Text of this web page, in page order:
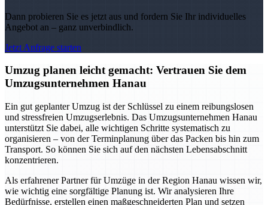
Dann probieren Sie es jetzt aus und fordern Sie Ihr individuelles
Angebot an – ganz unverbindlich.
Jetzt Anfrage starten
Umzug planen leicht gemacht: Vertrauen Sie dem
Umzugsunternehmen Hanau
Ein gut geplanter Umzug ist der Schlüssel zu einem reibungslosen
und stressfreien Umzugserlebnis. Das Umzugsunternehmen Hanau
unterstützt Sie dabei, alle wichtigen Schritte systematisch zu
organisieren – von der Terminplanung über das Packen bis hin zum
Transport. So können Sie sich auf den nächsten Lebensabschnitt
konzentrieren.
Als erfahrener Partner für Umzüge in der Region Hanau wissen wir,
wie wichtig eine sorgfältige Planung ist. Wir analysieren Ihre
Bedürfnisse, erstellen einen maßgeschneiderten Plan und setzen